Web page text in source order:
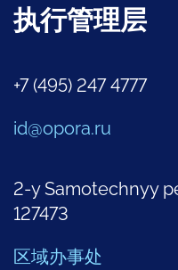
执行管理层
+7 (495) 247 4777
id@opora.ru
2-y Samotechnyy
127473
区域办事处